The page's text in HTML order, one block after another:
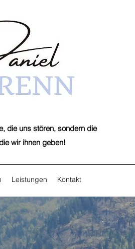
die uns stören, sondern die
wir ihnen geben!
Leistungen Kontakt